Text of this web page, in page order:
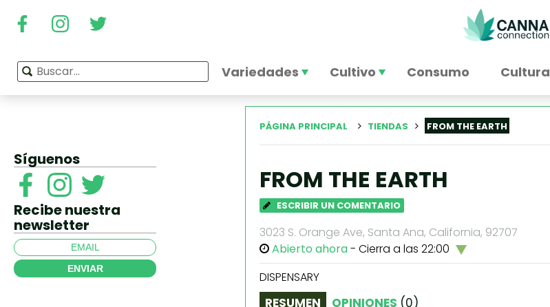
Variedades Cultivo Consumo Cultura
Síguenos
Recibe nuestra
newsletter
ENVIAR
PÁGINA PRINCIPAL TIENDAS FROM THE EARTH
FROM THE EARTH
ESCRIBIR UN COMENTARIO
3023 S. Orange Ave, Santa Ana, California, 92707
Abierto ahora- Cierra a las 22:00
DISPENSARY
RESUMEN OPINIONES (0)